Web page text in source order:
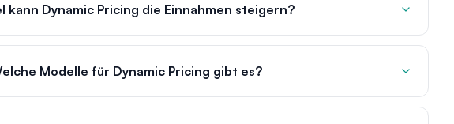
kann Dynamic Pricing die Einnahmen steigern?
Modelle für Dynamic Pricing gibt es?